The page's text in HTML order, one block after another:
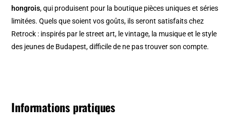
hongrois, qui produisent pour la boutique pièces uniques et séries
limitées. Quels que soient vos goûts, ils seront satisfaits chez
Retrock : inspirés par le street art, le vintage, la musique et le style
des jeunes de Budapest, difficile de ne pas trouver son compte.
Informations pratiques